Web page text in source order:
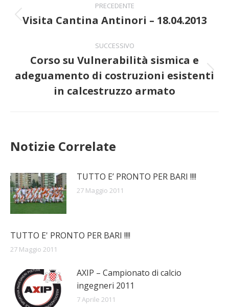
tra
post
PRECEDENTE
Post
Visita Cantina Antinori – 18.04.2013
SUCCESSIVO
Prossimo
post:
Corso su Vulnerabilità sismica e
adeguamento di costruzioni esistenti
in calcestruzzo armato
Notizie Correlate
TUTTO E’ PRONTO PER BARI !!!!
27 Maggio 2011
TUTTO E' PRONTO PER BARI !!!!
27 Maggio 2011
AXIP – Campionato di calcio
ingegneri 2011
7 Aprile 2011